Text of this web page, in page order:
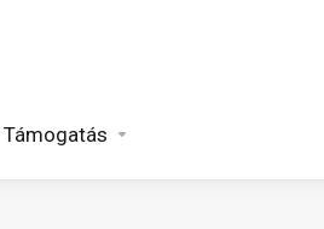
Támogatás